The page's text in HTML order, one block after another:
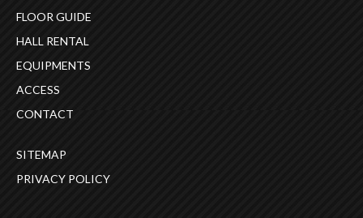
FLOOR GUIDE
HALL RENTAL
EQUIPMENTS
ACCESS
CONTACT
SITEMAP
PRIVACY POLICY